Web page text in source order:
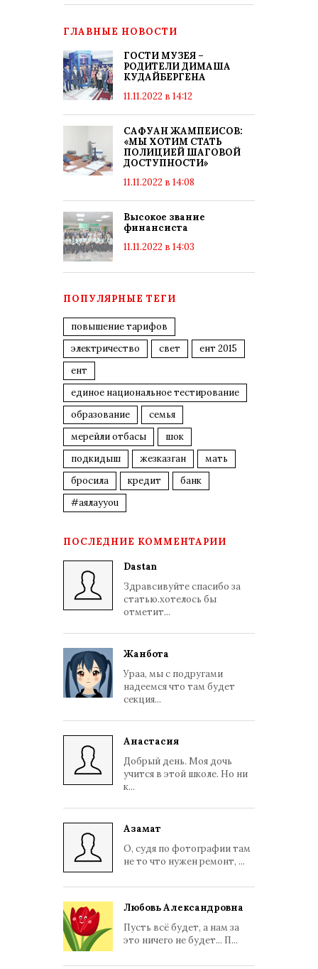
ГЛАВНЫЕ НОВОСТИ
ГОСТИ МУЗЕЯ –
РОДИТЕЛИ ДИМАША
КУДАЙБЕРГЕНА
11.11.2022 в 14:12
САФУАН ЖАМПЕИСОВ:
«МЫ ХОТИМ СТАТЬ
ПОЛИЦИЕЙ ШАГОВОЙ
ДОСТУПНОСТИ»
11.11.2022 в 14:08
Высокое звание
финансиста
11.11.2022 в 14:03
ПОПУЛЯРНЫЕ ТЕГИ
повышение тарифов
электричество
свет
ент 2015
ент
единое национальное тестирование
образование
семья
мерейли отбасы
шок
подкидыш
жезказган
мать
бросила
кредит
банк
#аялауyou
ПОСЛЕДНИЕ КОММЕНТАРИИ
Dastan
Здравсивуйте спасибо за
статью.хотелось бы
отметит...
Жанбота
Ураа, мы с подругами
надеемся что там будет
секция...
Анастасия
Добрый день. Моя дочь
учится в этой школе. Но ни
к...
Азамат
О, судя по фотографии там
не то что нужен ремонт, ...
Любовь Александровна
Пусть всё будет, а нам за
это ничего не будет... П...